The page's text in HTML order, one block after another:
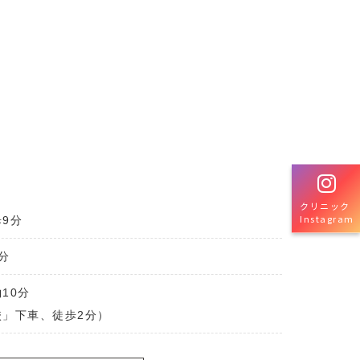
クリニック
Instagram
9分
10分
下車、徒歩2分）